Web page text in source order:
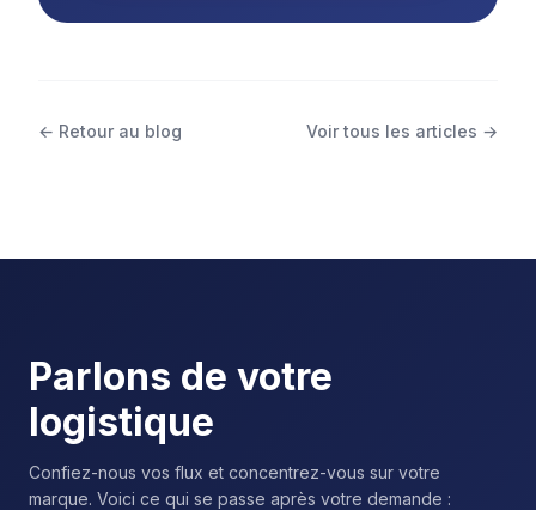
← Retour au blog Voir tous les articles →
Parlons de votre
logistique
Confiez-nous vos flux et concentrez-vous sur votre
marque. Voici ce qui se passe après votre demande :